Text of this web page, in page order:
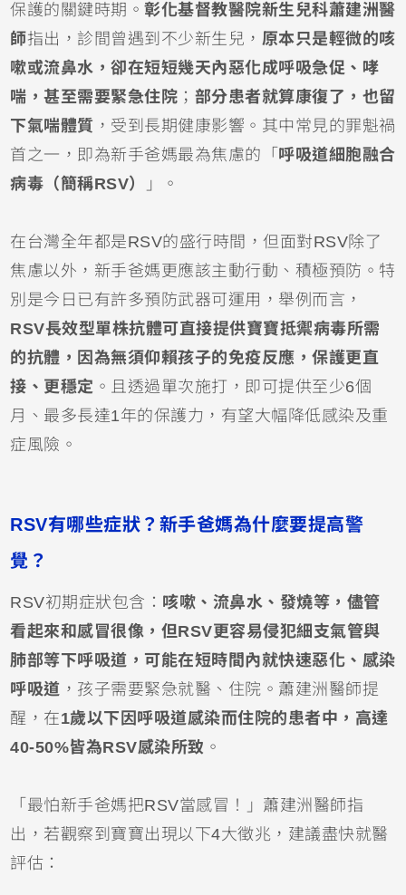
保護的關鍵時期。彰化基督教醫院新生兒科蕭建洲醫
師指出，診間曾遇到不少新生兒， 原本只是輕微的咳
嗽或流鼻水 ，卻在短短幾天內惡化成呼吸急促、哮
喘，甚至需要緊急住院 ； 部分患者就算康復了，也留
下氣喘體質 ，受到長期健康影響。其中常見的罪魁禍
首之一，即為新手爸媽最為焦慮的「 呼吸道細胞融合
病毒 （簡稱RSV） 」。
在台灣全年都是RSV的盛行時間，但面對RSV除了
焦慮以外，新手爸媽更應該主動行動、積極預防。特
別是今日已有許多預防武器可運用，舉例而言，
RSV長效型單株抗體可直接提供寶寶抵禦病毒所需
的抗體，因為無須仰賴孩子的免疫反應，保護更直
接、更穩定 。且透過單次施打，即可提供至少6個
月、最多長達1年的保護力，有望大幅降低感染及重
症風險。
RSV有哪些症狀？新手爸媽為什麼要提高警
覺？
RSV初期症狀包含： 咳嗽、流鼻水、 發燒等，儘管
看起來和感冒很像，但RSV更容易侵犯細支氣管與
肺部等下呼吸道，可能在短時間內就快速惡化、感染
呼吸道 ，孩子需要緊急就醫、住院。蕭建洲醫師提
醒，在1歲以下因 呼吸道感染而住院的患者中，高達
40-50%皆為RSV感染所致 。
「最怕新手爸媽把RSV當感冒！」蕭建洲醫師指
出，若觀察到寶寶出現以下4大徵兆，建議盡快就醫
評估：